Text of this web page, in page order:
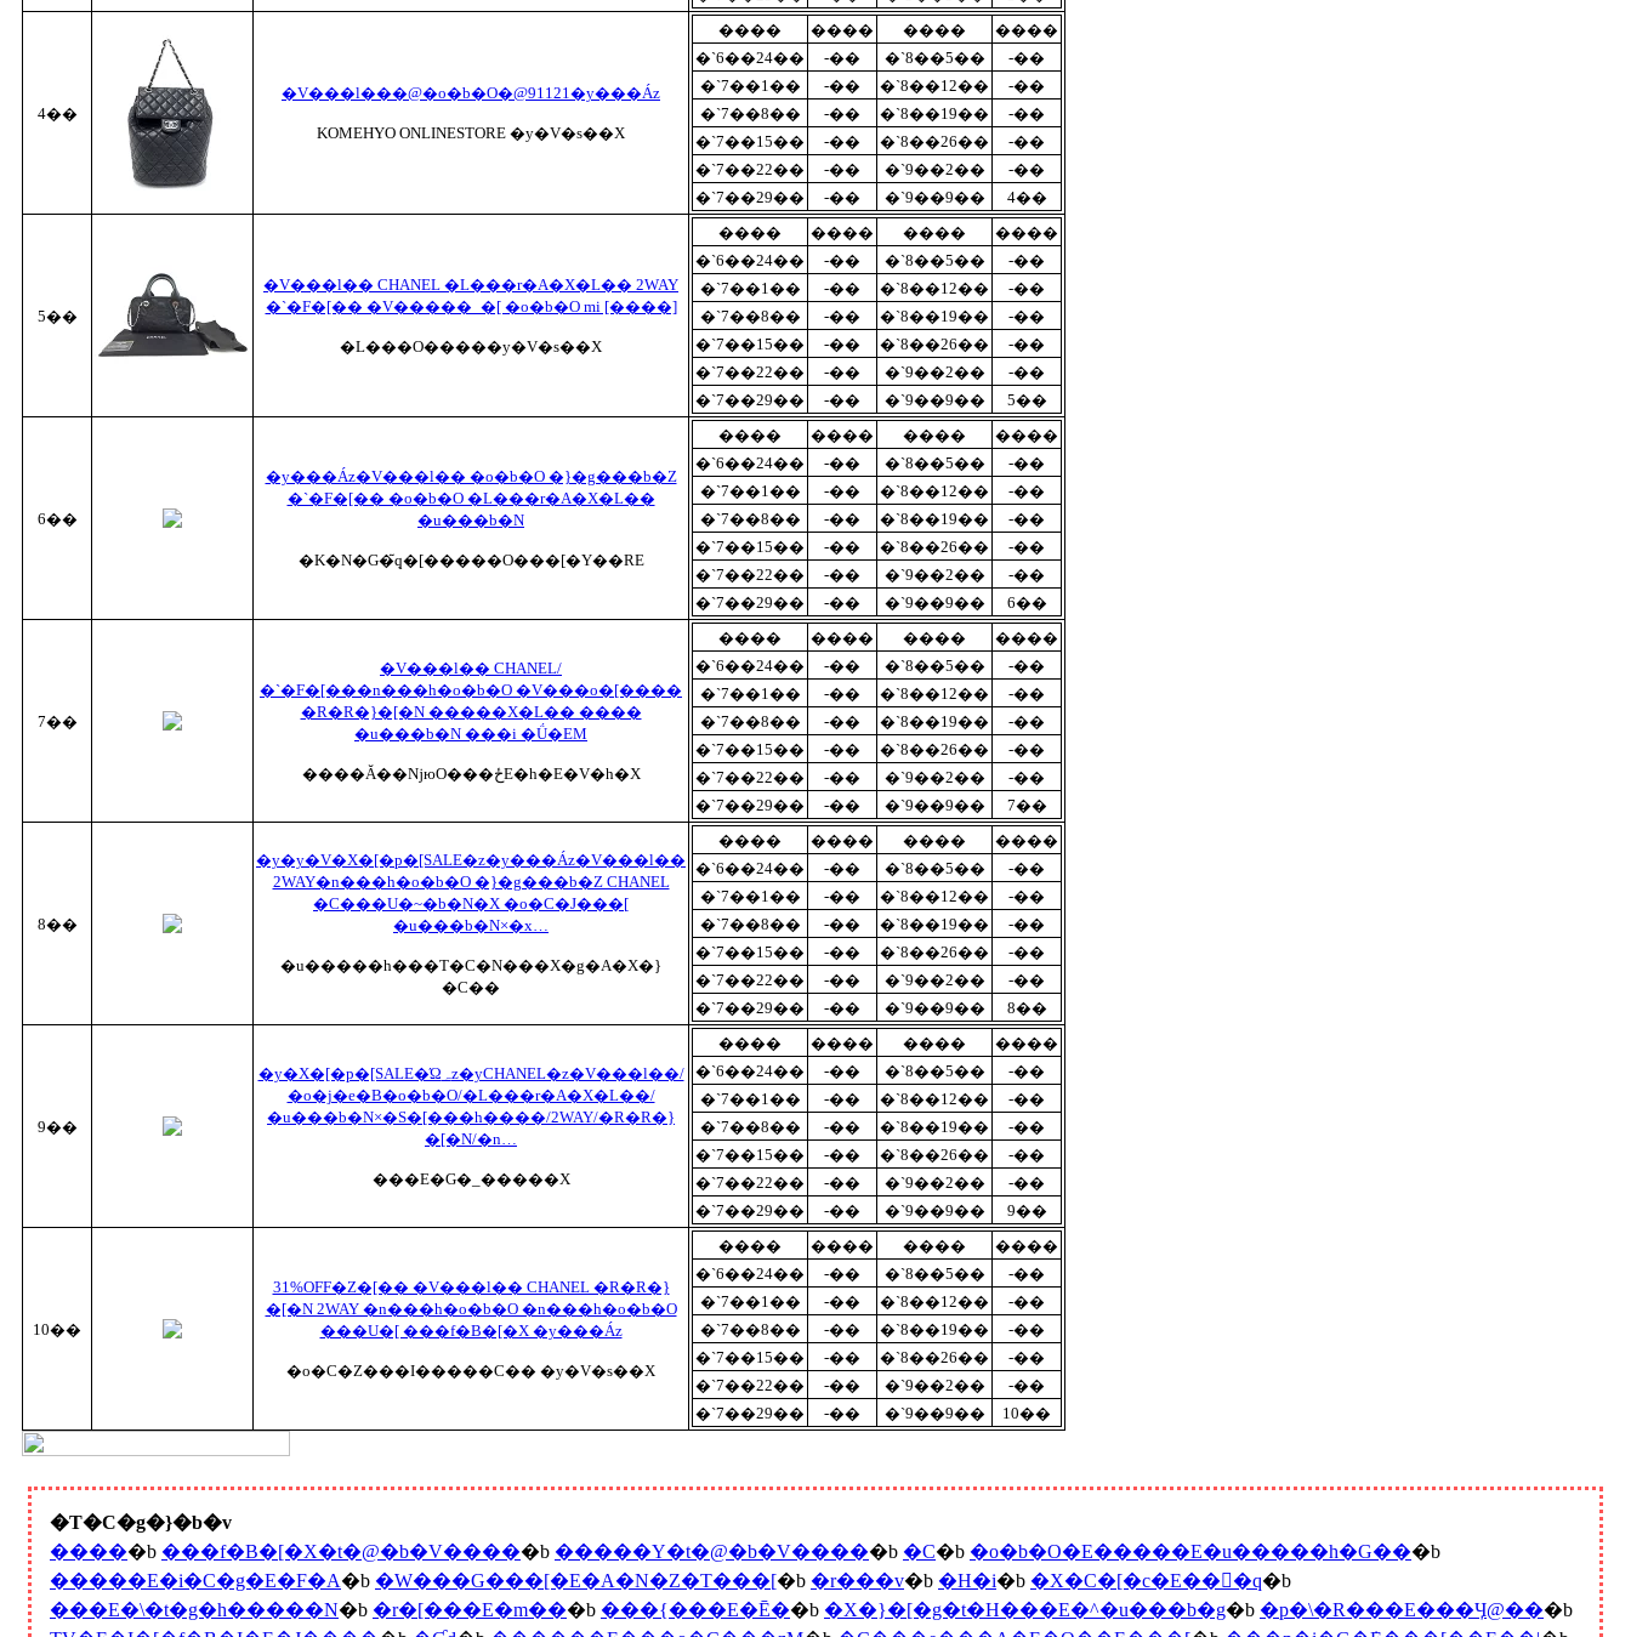
4��
�V���l���@�o�b�O�@91121�y���Áz
KOMEHYO ONLINESTORE �y�V�s��X
���� ���� ����
����
�`6��24��
-�� �`8��5��
-��
�`7��1��
-�� �`8��12��
-��
�`7��8��
-�� �`8��19��
-��
�`7��15��
-�� �`8��26��
-��
�`7��22��
-�� �`9��2��
-��
�`7��29��
-�� �`9��9�� 4��
5��
�V���l�� CHANEL �L���r�A�X�L�� 2WAY
�`�F�[�� �V�����_�[ �o�b�O mi [����]
�L���O�����y�V�s��X
���� ���� ����
����
�`6��24��
-�� �`8��5��
-��
�`7��1��
-�� �`8��12��
-��
�`7��8��
-�� �`8��19��
-��
�`7��15��
-�� �`8��26��
-��
�`7��22��
-�� �`9��2��
-��
�`7��29��
-�� �`9��9�� 5��
6��
�y���Áz�V���l�� �o�b�O �}�g���b�Z
�`�F�[�� �o�b�O �L���r�A�X�L��
�u���b�N
�K�N�G�݂̃q�[�����O���[�Y��RE
���� ���� ����
����
�`6��24��
-�� �`8��5��
-��
�`7��1��
-�� �`8��12��
-��
�`7��8��
-�� �`8��19��
-��
�`7��15��
-�� �`8��26��
-��
�`7��22��
-�� �`9��2��
-��
�`7��29��
-�� �`9��9�� 6��
7��
�V���l�� CHANEL/
�`�F�[���n���h�o�b�O �V���o�[����
�R�R�}�[�N �����X�L�� ����
�u���b�N ���i �Ǘ�EM
����Ă��ǋюO���ځE�h�E�V�h�X
���� ���� ����
����
�`6��24��
-�� �`8��5��
-��
�`7��1��
-�� �`8��12��
-��
�`7��8��
-�� �`8��19��
-��
�`7��15��
-�� �`8��26��
-��
�`7��22��
-�� �`9��2��
-��
�`7��29��
-�� �`9��9�� 7��
8��
�y�y�V�X�[�p�[SALE�z�y���Áz�V���l��
2WAY�n���h�o�b�O �}�g���b�Z CHANEL
�C���U�~�b�N�X �o�C�J���[
�u���b�N×�x…
�u�����h���T�C�N���X�g�A�X�}
�C��
���� ���� ����
����
�`6��24��
-�� �`8��5��
-��
�`7��1��
-�� �`8��12��
-��
�`7��8��
-�� �`8��19��
-��
�`7��15��
-�� �`8��26��
-��
�`7��22��
-�� �`9��2��
-��
�`7��29��
-�� �`9��9�� 8��
9��
�y�X�[�p�[SALE�Ώہz�yCHANEL�z�V���l��/
�o�j�e�B�o�b�O/�L���r�A�X�L��/
�u���b�N×�S�[���h����/2WAY/�R�R�}
�[�N/�n…
���E�G�_�����X
���� ���� ����
����
�`6��24��
-�� �`8��5��
-��
�`7��1��
-�� �`8��12��
-��
�`7��8��
-�� �`8��19��
-��
�`7��15��
-�� �`8��26��
-��
�`7��22��
-�� �`9��2��
-��
�`7��29��
-�� �`9��9�� 9��
10��
31%OFF�Z�[�� �V���l�� CHANEL �R�R�}
�[�N 2WAY �n���h�o�b�O �n���h�o�b�O
���U�[ ���f�B�[�X �y���Áz
�o�C�Z���I�����C�� �y�V�s��X
���� ���� ����
����
�`6��24��
-�� �`8��5��
-��
�`7��1��
-�� �`8��12��
-��
�`7��8��
-�� �`8��19��
-��
�`7��15��
-�� �`8��26��
-��
�`7��22��
-�� �`9��2��
-��
�`7��29��
-�� �`9��9�� 10��
�T�C�g�}�b�v
�����b ���f�B�[�X�t�@�b�V�����b �����Y�t�@�b�V�����b �C�b �o�b�O�E�����E�u�����h�G���b
�����E�i�C�g�E�F�A�b �W���G���[�E�A�N�Z�T���[�b �r���v�b �H�i�b �X�C�[�c�E���َq�b
���E�\�t�g�h�����N�b �r�[���E�m���b ���{���E�Ē��b �X�}�[�g�t�H���E�^�u���b�g�b �p�\�R���E���Ӌ@���b